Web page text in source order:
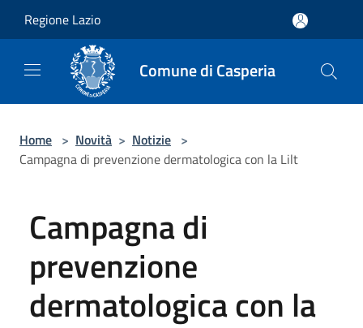
Regione Lazio
Comune di Casperia
Home > Novità > Notizie >
Campagna di prevenzione dermatologica con la Lilt
Campagna di
prevenzione
dermatologica con la